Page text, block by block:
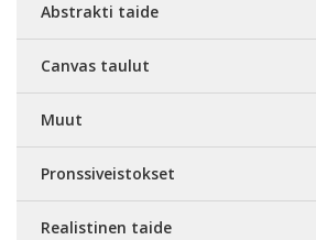
Abstrakti taide
Canvas taulut
Muut
Pronssiveistokset
Realistinen taide